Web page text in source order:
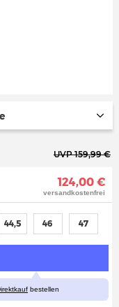
UVP 159,99 €
bestellen
124,00 €
versandkostenfrei
44,5 46 47